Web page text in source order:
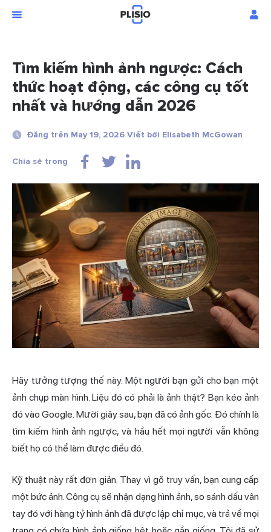
Tìm kiếm hình ảnh ngược: Cách
thức hoạt động, các công cụ tốt
nhất và hướng dẫn 2026
Đăng trên May 19, 2026 Viết bởi Elisabeth McGowan
Chia sẻ trong
Hãy tưởng tượng thế này. Một người bạn gửi cho bạn một
ảnh chụp màn hình. Liệu đó có phải là ảnh thật? Bạn kéo ảnh
đó vào Google. Mười giây sau, bạn đã có ảnh gốc. Đó chính là
tìm kiếm hình ảnh ngược, và hầu hết mọi người vẫn không
biết họ có thể làm được điều đó.
Kỹ thuật này rất đơn giản. Thay vì gõ truy vấn, bạn cung cấp
một bức ảnh. Công cụ sẽ nhận dạng hình ảnh, so sánh dấu vân
tay đó với hàng tỷ hình ảnh đã được lập chỉ mục, và trả về mọi